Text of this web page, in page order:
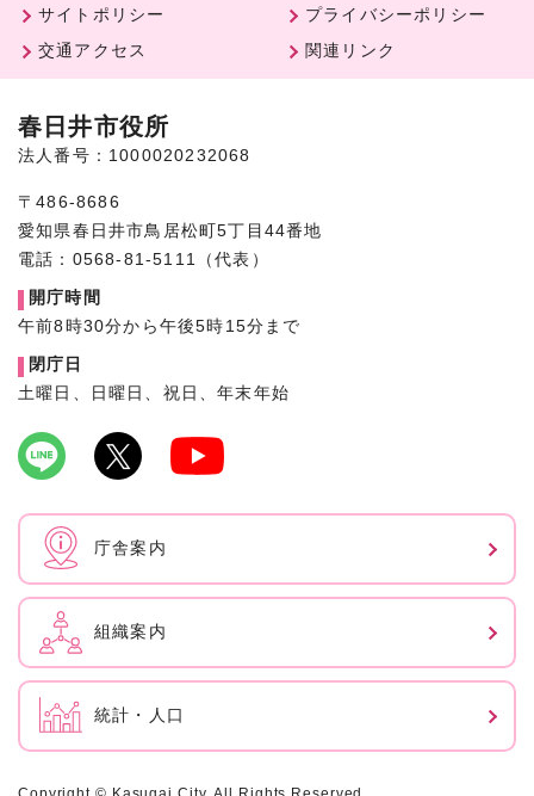
サイトポリシー
プライバシーポリシー
交通アクセス
関連リンク
春日井市役所
法人番号：1000020232068
〒486-8686
愛知県春日井市鳥居松町5丁目44番地
電話：0568-81-5111（代表）
開庁時間
午前8時30分から午後5時15分まで
閉庁日
土曜日、日曜日、祝日、年末年始
庁舎案内
組織案内
統計・人口